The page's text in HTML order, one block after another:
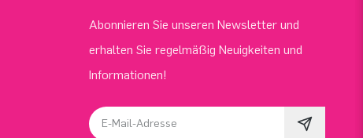
Abonnieren Sie unseren Newsletter und
erhalten Sie regelmäßig Neuigkeiten und
Informationen!
E-Mail-Adresse